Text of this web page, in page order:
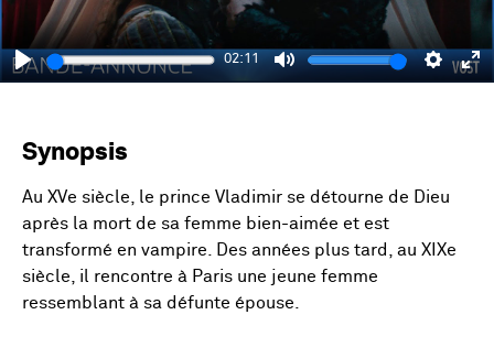
Play
02:11
Mute
Synopsis
Au XVe siècle, le prince Vladimir se détourne de Dieu
après la mort de sa femme bien-aimée et est
transformé en vampire. Des années plus tard, au XIXe
siècle, il rencontre à Paris une jeune femme
ressemblant à sa défunte épouse.